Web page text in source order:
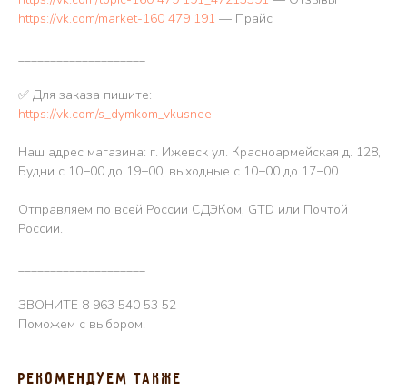
https://vk.com/market-160 479 191 — Прайс
____________________
✅ Для заказа пишите:
https://vk.com/s_dymkom_vkusnee
Наш адрес магазина: г. Ижевск ул. Красноармейская д. 128,
Будни с 10−00 до 19−00, выходные с 10−00 до 17−00.
Отправляем по всей России СДЭКом, GTD или Почтой
России.
____________________
ЗВОНИТЕ 8 963 540 53 52
Поможем с выбором!
Рекомендуем также